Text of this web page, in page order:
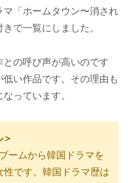
「ホームタウン〜消され
で一覧にしました。
の呼び声が高いのです
い作品です。その理由も
っています。
ームから韓国ドラマを
です。韓国ドラマ歴は